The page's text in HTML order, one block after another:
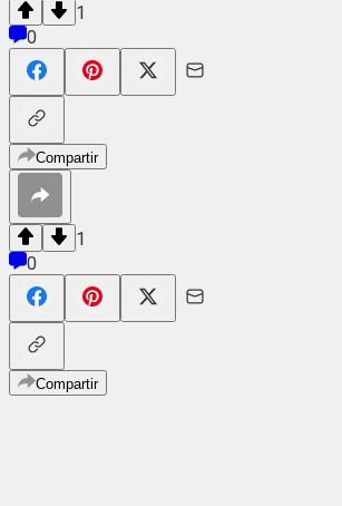
1
0
Compartir
1
0
Compartir